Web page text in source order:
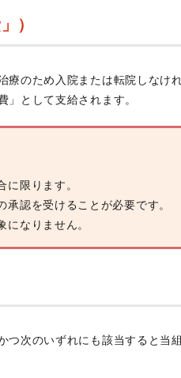
）
のため入院または転院しなけ
として支給されます。
限ります。
認を受けることが必要です。
なりません。
つ次のいずれにも該当すると当